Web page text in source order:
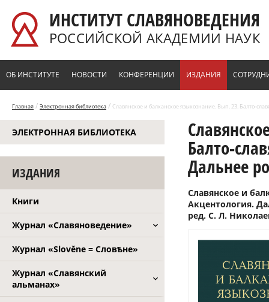
ИНСТИТУТ СЛАВЯНОВЕДЕНИЯ
РОССИЙСКОЙ АКАДЕМИИ НАУК
ОБ ИНСТИТУТЕ НОВОСТИ КОНФЕРЕНЦИИ ИЗДАНИЯ
Главная / Электронная библиотека / Славянское и балканское языкознание. Вып. 23. Балто-
ЭЛЕКТРОННАЯ БИБЛИОТЕКА
ИЗДАНИЯ
Книги
Журнал «Славяноведение»
Журнал «Slověne = Словѣне»
Журнал «Славянский
альманах»
Балто-
Дальнее
Славянское и
Акцентология.
ред. С. Л.